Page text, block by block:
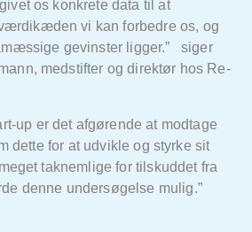
os konkrete data til at
vi kan forbedre os, og
gevinster ligger.” siger
medstifter og direktør hos Re-
up er det afgørende at modtage
dette for at udvikle og styrke sit
taknemlige for tilskuddet fra
denne undersøgelse mulig.”